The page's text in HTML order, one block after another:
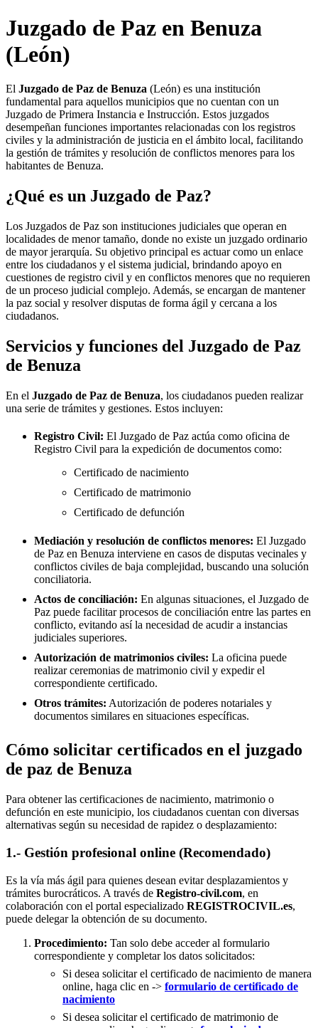
Juzgado de Paz en Benuza
(León)
El Juzgado de Paz de Benuza (León) es una institución
fundamental para aquellos municipios que no cuentan con un
Juzgado de Primera Instancia e Instrucción. Estos juzgados
desempeñan funciones importantes relacionadas con los registros
civiles y la administración de justicia en el ámbito local, facilitando
la gestión de trámites y resolución de conflictos menores para los
habitantes de Benuza.
¿Qué es un Juzgado de Paz?
Los Juzgados de Paz son instituciones judiciales que operan en
localidades de menor tamaño, donde no existe un juzgado ordinario
de mayor jerarquía. Su objetivo principal es actuar como un enlace
entre los ciudadanos y el sistema judicial, brindando apoyo en
cuestiones de registro civil y en conflictos menores que no requieren
de un proceso judicial complejo. Además, se encargan de mantener
la paz social y resolver disputas de forma ágil y cercana a los
ciudadanos.
Servicios y funciones del Juzgado de Paz
de Benuza
En el Juzgado de Paz de Benuza, los ciudadanos pueden realizar
una serie de trámites y gestiones. Estos incluyen:
Registro Civil: El Juzgado de Paz actúa como oficina de
Registro Civil para la expedición de documentos como:
Certificado de nacimiento
Certificado de matrimonio
Certificado de defunción
Mediación y resolución de conflictos menores: El Juzgado
de Paz en Benuza interviene en casos de disputas vecinales y
conflictos civiles de baja complejidad, buscando una solución
conciliatoria.
Actos de conciliación: En algunas situaciones, el Juzgado de
Paz puede facilitar procesos de conciliación entre las partes en
conflicto, evitando así la necesidad de acudir a instancias
judiciales superiores.
Autorización de matrimonios civiles: La oficina puede
realizar ceremonias de matrimonio civil y expedir el
correspondiente certificado.
Otros trámites: Autorización de poderes notariales y
documentos similares en situaciones específicas.
Cómo solicitar certificados en el juzgado
de paz de Benuza
Para obtener las certificaciones de nacimiento, matrimonio o
defunción en este municipio, los ciudadanos cuentan con diversas
alternativas según su necesidad de rapidez o desplazamiento:
1.- Gestión profesional online (Recomendado)
Es la vía más ágil para quienes desean evitar desplazamientos y
trámites burocráticos. A través de Registro-civil.com, en
colaboración con el portal especializado REGISTROCIVIL.es,
puede delegar la obtención de su documento.
Procedimiento: Tan solo debe acceder al formulario
correspondiente y completar los datos solicitados:
Si desea solicitar el certificado de nacimiento de manera
online, haga clic en -> formulario de certificado de
nacimiento
Si desea solicitar el certificado de matrimonio de